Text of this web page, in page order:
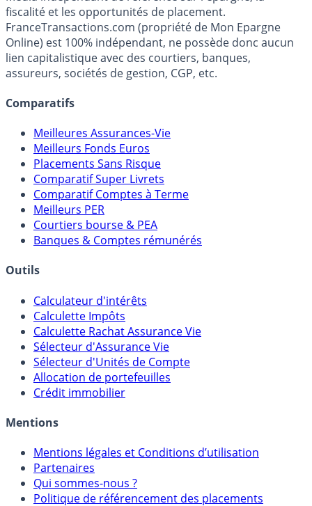
Premier guide épargne de France, en ligne depuis 2001.
Média indépendant de référence sur l'épargne, la
fiscalité et les opportunités de placement.
FranceTransactions.com (propriété de Mon Epargne
Online) est 100% indépendant, ne possède donc aucun
lien capitalistique avec des courtiers, banques,
assureurs, sociétés de gestion, CGP, etc.
Comparatifs
Meilleures Assurances-Vie
Meilleurs Fonds Euros
Placements Sans Risque
Comparatif Super Livrets
Comparatif Comptes à Terme
Meilleurs PER
Banques & Comptes rémunérés
Outils
Calculateur d'intérêts
Calculette Impôts
Calculette Rachat Assurance Vie
Sélecteur d'Assurance Vie
Sélecteur d'Unités de Compte
Crédit immobilier
Mentions
Mentions légales et Conditions d’utilisation
Partenaires